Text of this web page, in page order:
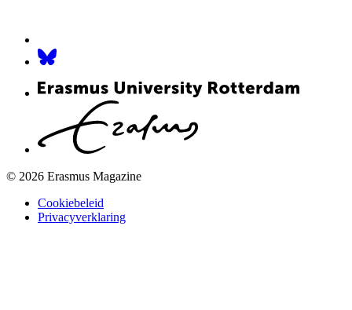
© 2026 Erasmus Magazine
Cookiebeleid
Privacyverklaring